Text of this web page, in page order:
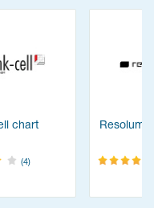
chart
(4)
Resolume